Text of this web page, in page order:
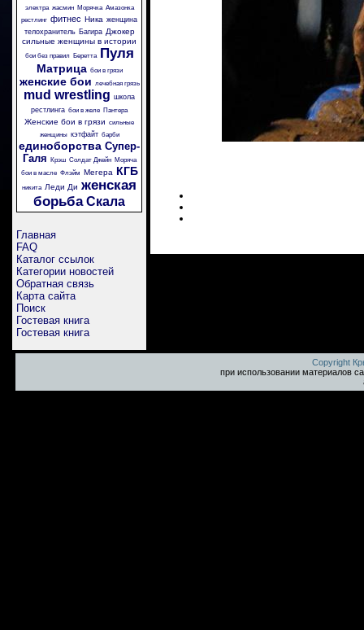
электра жасмин Морячка Амазонка
рестлинг фитнес Ника женщина
телохранитель Багира Джокер
сильные женщины в истории
бои без правил Беретта Пуля
Матрица бои в грязи
женские бои лечебная грязь
mud wrestling школа
рестлинга бои в желе Пантера
Женские бои в грязи сильные
женщины кэтфайт барби
единоборства Супер-
Галя
Крэш Солдат Джейн
Моряча
бои в масле Флэйм Мегера КГБ
никита Леди Ди женская
борьба Скала
Главная
FAQ
Каталог ссылок
Категории новостей
Обратная связь
Карта сайта
Поиск
Гостевая книга
Гостевая книга
Copyright
при использовании материалов